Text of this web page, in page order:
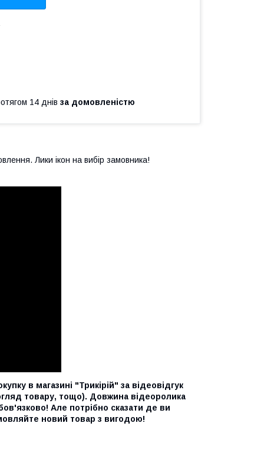
14 днів за домовленістю
Лики ікон на вибір замовника!
в магазині "Трикірій" за відеовідгук
товару, тощо). Довжина відеоролика
Але потрібно сказати де ви
новий товар з вигодою!